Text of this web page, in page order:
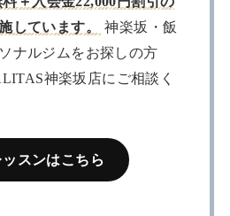
しています。
神楽坂・飯
ナルジムをお探しの方
神楽坂店にご相談く
スンはこちら